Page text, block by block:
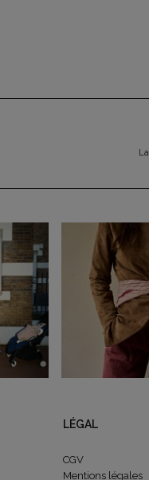
LÉGAL
CGV
Mentions légales